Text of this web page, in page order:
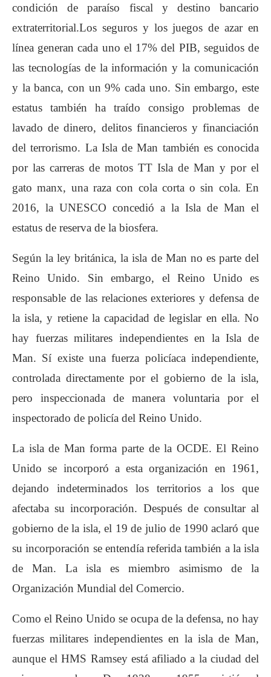
condición de paraíso fiscal y destino bancario
extraterritorial.​Los seguros y los juegos de azar en
línea generan cada uno el 17% del PIB, seguidos de
las tecnologías de la información y la comunicación
y la banca, con un 9% cada uno.​ Sin embargo, este
estatus también ha traído consigo problemas de
lavado de dinero, delitos financieros y financiación
del terrorismo. La Isla de Man también es conocida
por las carreras de motos TT Isla de Man y por el
gato manx, una raza con cola corta o sin cola.​ En
2016, la UNESCO concedió a la Isla de Man el
estatus de reserva de la biosfera.
Según la ley británica, la isla de Man no es parte del
Reino Unido. Sin embargo, el Reino Unido es
responsable de las relaciones exteriores y defensa de
la isla, y retiene la capacidad de legislar en ella. No
hay fuerzas militares independientes en la Isla de
Man. Sí existe una fuerza policíaca independiente,
controlada directamente por el gobierno de la isla,
pero inspeccionada de manera voluntaria por el
inspectorado de policía del Reino Unido.
La isla de Man forma parte de la OCDE. El Reino
Unido se incorporó a esta organización en 1961,
dejando indeterminados los territorios a los que
afectaba su incorporación. Después de consultar al
gobierno de la isla, el 19 de julio de 1990 aclaró que
su incorporación se entendía referida también a la isla
de Man. La isla es miembro asimismo de la
Organización Mundial del Comercio.
Como el Reino Unido se ocupa de la defensa, no hay
fuerzas militares independientes en la isla de Man,
aunque el HMS Ramsey está afiliado a la ciudad del